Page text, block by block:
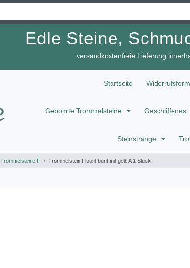
Edle Steine,
versandkostenfreie Lieferung
Startseite
Gebohrte Trommelsteine Geschliffenes
Steinstränge
Trommelsteine F Trommelstein Fluorit bunt mit gelb A 1 Stück